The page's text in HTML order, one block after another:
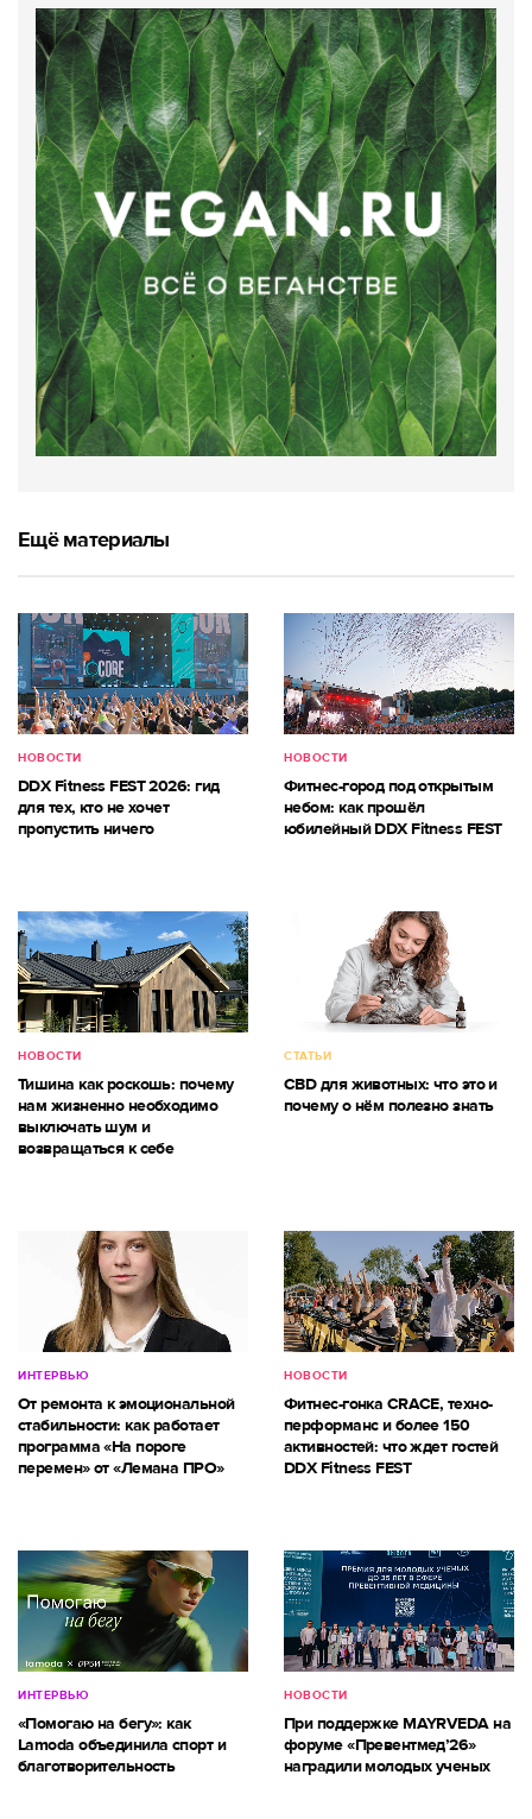
Ещё материалы
НОВОСТИ
DDX Fitness FEST 2026: гид
для тех, кто не хочет
пропустить ничего
НОВОСТИ
Фитнес-город под открытым
небом: как прошёл
юбилейный DDX Fitness FEST
НОВОСТИ
Тишина как роскошь: почему
нам жизненно необходимо
выключать шум и
возвращаться к себе
СТАТЬИ
CBD для животных: что это и
почему о нём полезно знать
ИНТЕРВЬЮ
От ремонта к эмоциональной
стабильности: как работает
программа «На пороге
перемен» от «Лемана ПРО»
НОВОСТИ
Фитнес-гонка CRACE, техно-
перформанс и более 150
активностей: что ждет гостей
DDX Fitness FEST
ИНТЕРВЬЮ
«Помогаю на бегу»: как
Lamoda объединила спорт и
благотворительность
НОВОСТИ
При поддержке MAYRVEDA на
форуме «Превентмед’26»
наградили молодых ученых